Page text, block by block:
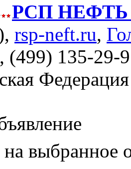
РСП НЕФТЬ
rsp-neft.ru,
, (499) 135-29-
Федерация
на выбранное